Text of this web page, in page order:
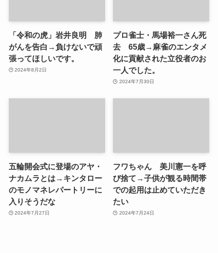
「令和の虎」岩井良明 肺
がんを告白→負けないで頑
張ってほしいです。
2024年8月2日
プロ雀士・馬場裕一さん死
去 65歳→麻雀のエンタメ
化に貢献された立役者のお
一人でした。
2024年7月30日
五輪開会式に登場のアヤ・
ナカムラとは→キンタロー
のモノマネレパートリーに
入りそうだな
2024年7月27日
フワちゃん 美川憲一を呼
び捨て→子供が観る時間帯
での起用は止めていただき
たい
2024年7月24日